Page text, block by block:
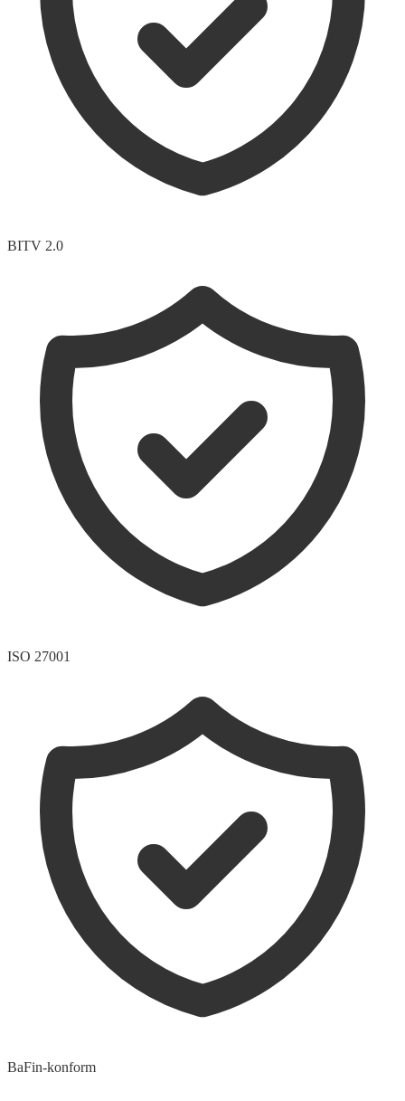
BITV 2.0
ISO 27001
BaFin-konform